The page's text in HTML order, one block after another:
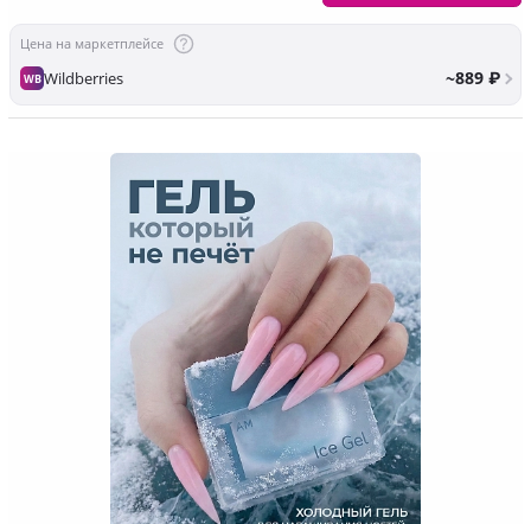
Цена на маркетплейсе
WBWildberries ~889 ₽